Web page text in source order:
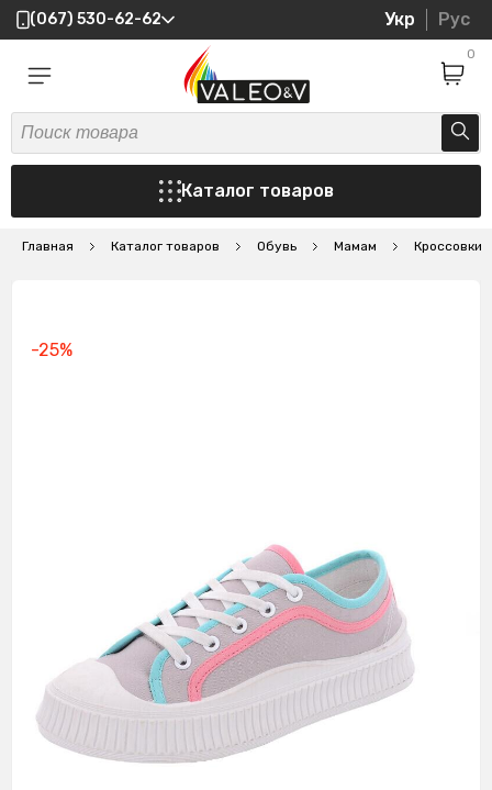
(067) 530-62-62 Укр Рус
0
Каталог товаров
Главная Каталог товаров Обувь Мамам Кроссовки
-25%